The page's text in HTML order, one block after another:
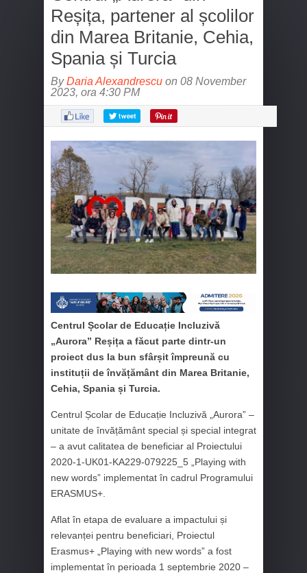
Reșița, partener al școlilor
din Marea Britanie, Cehia,
Spania și Turcia
ByDaria Alexandrescu on 08 November
2023, ora 4:30 PM
Centrul Școlar de Educație Incluzivă
„Aurora” Reșița a făcut parte dintr-un
proiect dus la bun sfârșit împreună cu
instituții de învățământ din Marea Britanie,
Cehia, Spania și Turcia.
Centrul Școlar de Educație Incluzivă „Aurora” –
unitate de învățământ special și special integrat
– a avut calitatea de beneficiar al Proiectului
2020-1-UK01-KA229-079225_5 „Playing with
new words” implementat în cadrul Programului
ERASMUS+.
Aflat în etapa de evaluare a impactului și
relevanței pentru beneficiari, Proiectul
Erasmus+ „Playing with new words” a fost
implementat în perioada 1 septembrie 2020 –